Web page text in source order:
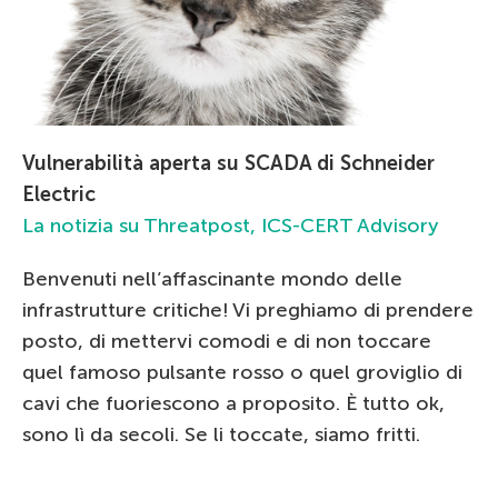
Vulnerabilità aperta su SCADA di Schneider
Electric
La notizia su Threatpost, ICS-CERT Advisory
Benvenuti nell’affascinante mondo delle
infrastrutture critiche! Vi preghiamo di prendere
posto, di mettervi comodi e di non toccare
quel famoso pulsante rosso o quel groviglio di
cavi che fuoriescono a proposito. È tutto ok,
sono lì da secoli. Se li toccate, siamo fritti.